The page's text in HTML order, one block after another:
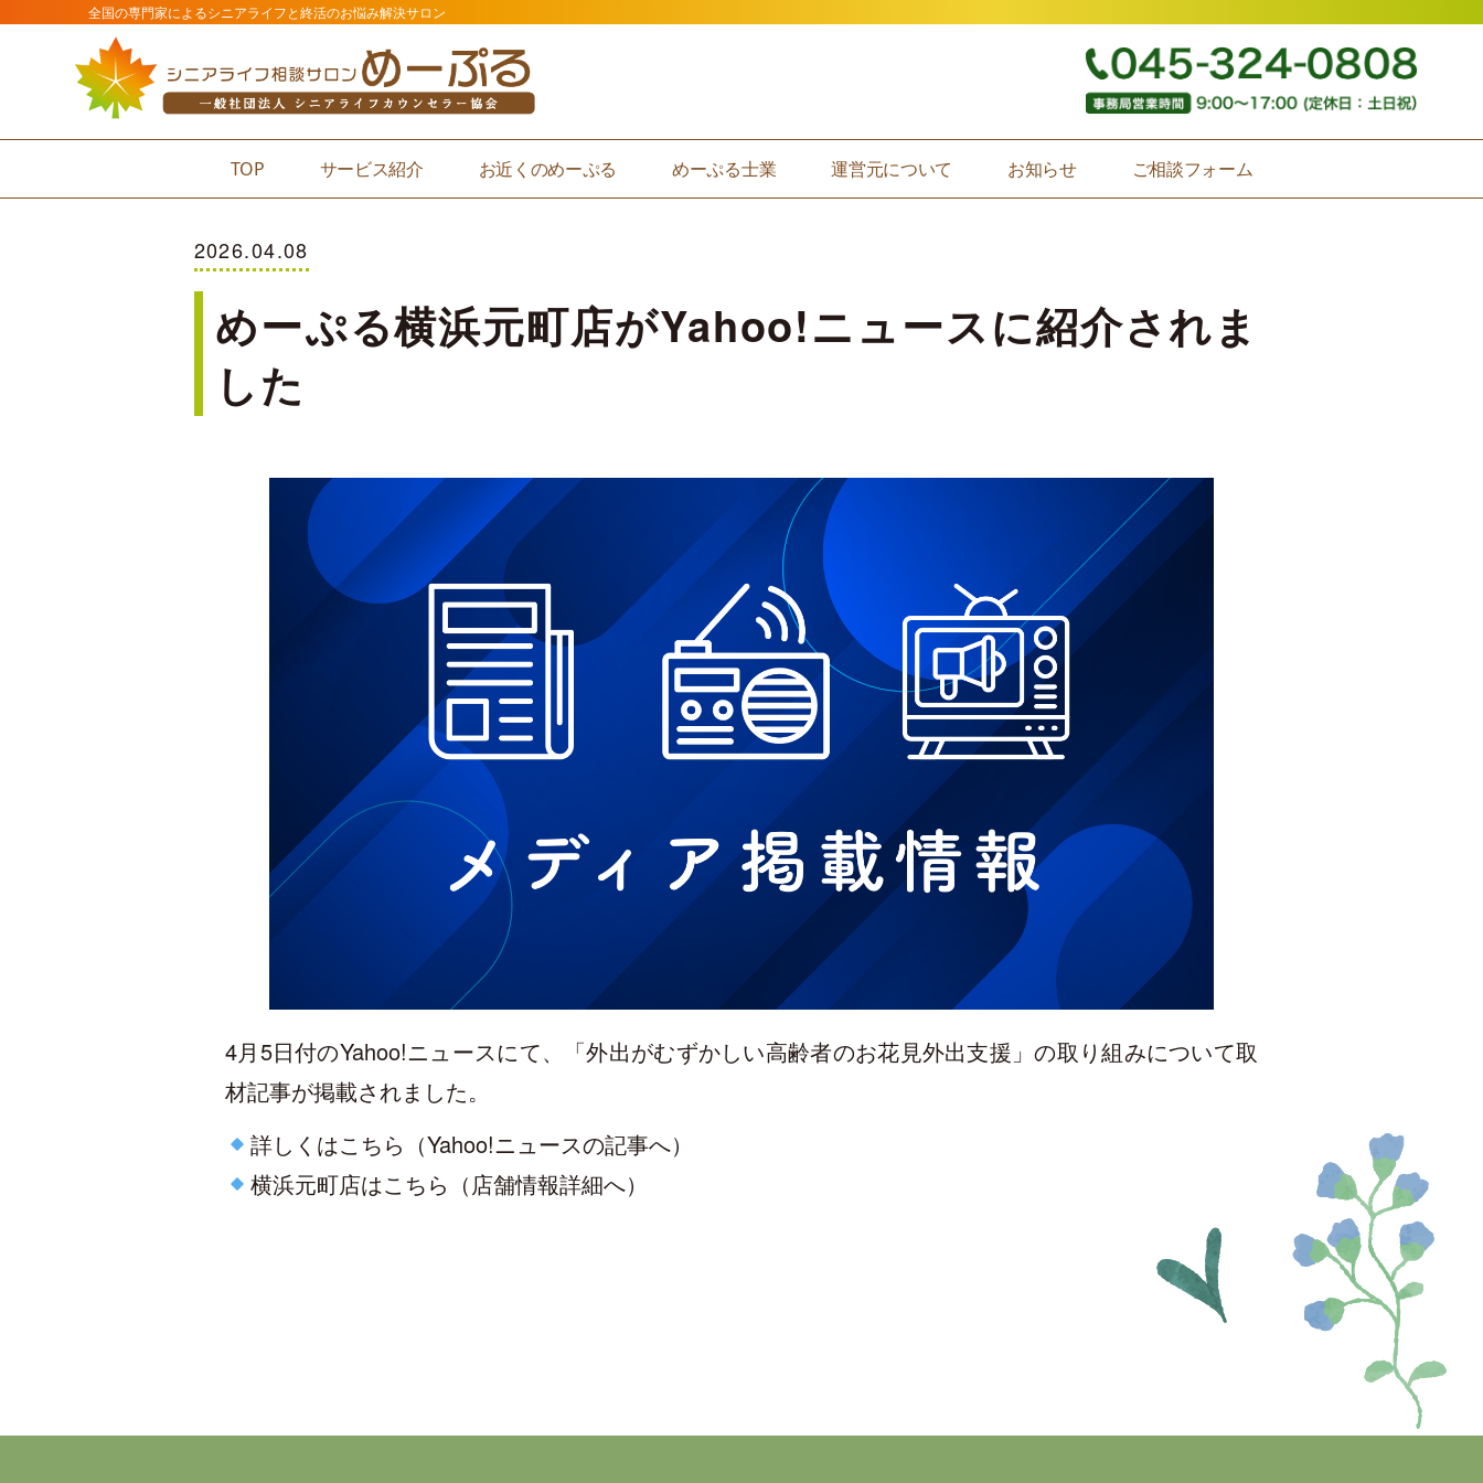
全国の専門家によるシニアライフと終活のお悩み解決サロン
TOP サービス紹介 お近くのめーぷる めーぷる士業 運営元について お知らせ ご相談フォーム
2026.04.08
めーぷる横浜元町店がYahoo!ニュースに紹介されま
した
4月5日付のYahoo!ニュースにて、「外出がむずかしい高齢者のお花見外出支援」の取り組みについて取
材記事が掲載されました。
詳しくはこちら（Yahoo!ニュースの記事へ）
横浜元町店はこちら（店舗情報詳細へ）